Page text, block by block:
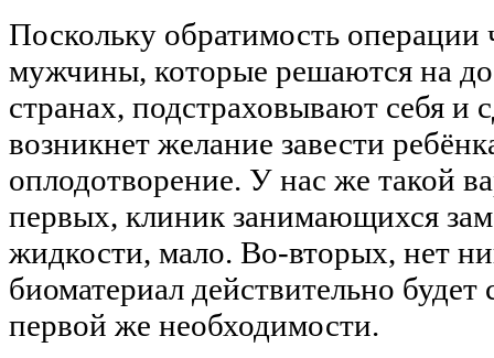
Поскольку обратимость
мужчины, которые решаются на
странах, подстраховывают себя и
возникнет желание завести
оплодотворение. У нас же такой
первых, клиник занимающихся
жидкости, мало. Во-вторых, нет
биоматериал действительно
первой же необходимости.